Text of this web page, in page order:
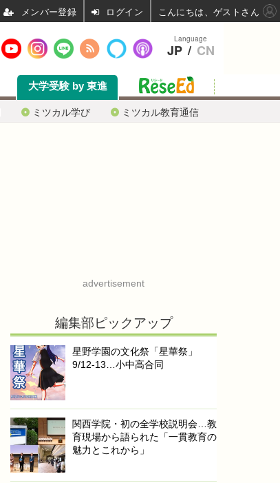
ミツカル学び ミツカル教育通信
大学受験 by 東進
advertisement
編集部ピックアップ
星野学園の文化祭「星華祭」
9/12-13…小中高合同
関西学院・初の全学校説明会…教
育現場から語られた「一貫教育の
魅力とこれから」
Language
JP / CN
ログイン こんにちは、ゲストさん